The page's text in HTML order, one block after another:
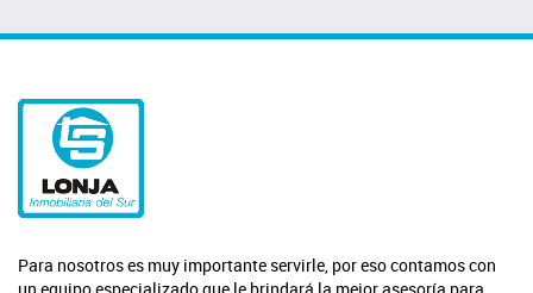
Para nosotros es muy importante servirle, por eso contamos con
un equipo especializado que le brindará la mejor asesoría para